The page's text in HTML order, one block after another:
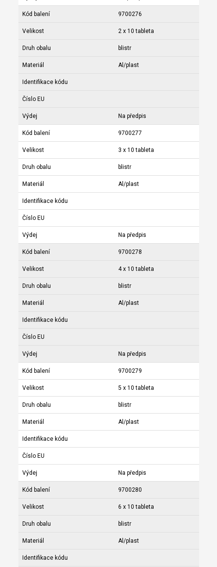
Kód balení 9700276
Velikost 2 x 10 tableta
Druh obalu blistr
Materiál Al/plast
Identifikace kódu
Číslo EU
Výdej Na předpis
Kód balení 9700277
Velikost 3 x 10 tableta
Druh obalu blistr
Materiál Al/plast
Identifikace kódu
Číslo EU
Výdej Na předpis
Kód balení 9700278
Velikost 4 x 10 tableta
Druh obalu blistr
Materiál Al/plast
Identifikace kódu
Číslo EU
Výdej Na předpis
Kód balení 9700279
Velikost 5 x 10 tableta
Druh obalu blistr
Materiál Al/plast
Identifikace kódu
Číslo EU
Výdej Na předpis
Kód balení 9700280
Velikost 6 x 10 tableta
Druh obalu blistr
Materiál Al/plast
Identifikace kódu